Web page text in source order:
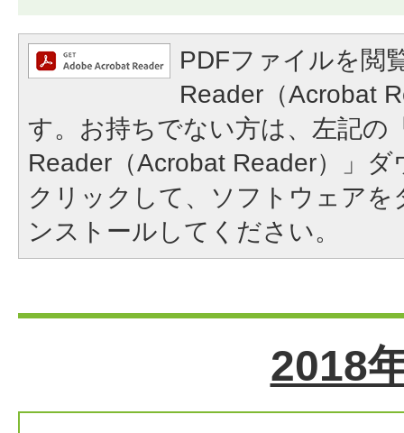
PDFファイルを閲
Reader（Acrobat
す。お持ちでない方は、左記の
Reader（Acrobat Reader）」
クリックして、ソフトウェア
ンストールしてください。
2018